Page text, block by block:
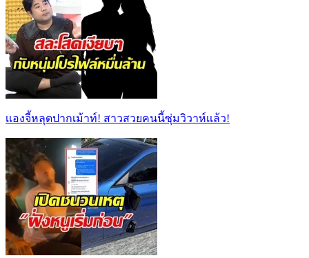
เเองจี้หลุดปากเม้าท์! สาวสวยคนนี้ซุ่มวิวาห์เเล้ว!